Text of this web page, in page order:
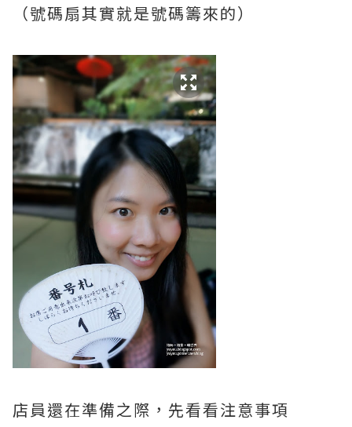
（號碼扇其實就是號碼籌來的）
店員還在準備之際，先看看注意事項